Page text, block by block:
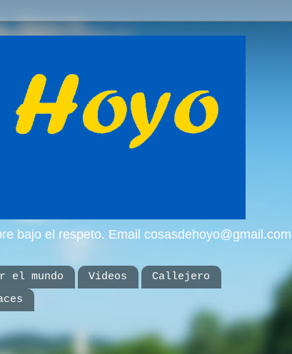
bajo el respeto. Email cosasdehoyo@gmail.com
el mundo Videos
Callejero